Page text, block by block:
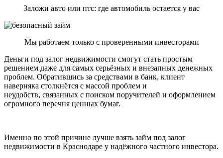
Заложи авто или птс: где автомобиль остается у вас
Мы работаем только с проверенными инвесторами
Деньги под залог недвижимости смогут стать простым
решением даже для самых серьёзных и внезапных денежных
проблем. Обратившись за средствами в банк, клиент
наверняка столкнётся с массой проблем и
неудобств, связанных с поиском поручителей и оформлением
огромного перечня ценных бумаг.
Именно по этой причине лучше взять займ под залог
недвижимости в Краснодаре у надёжного частного инвестора.